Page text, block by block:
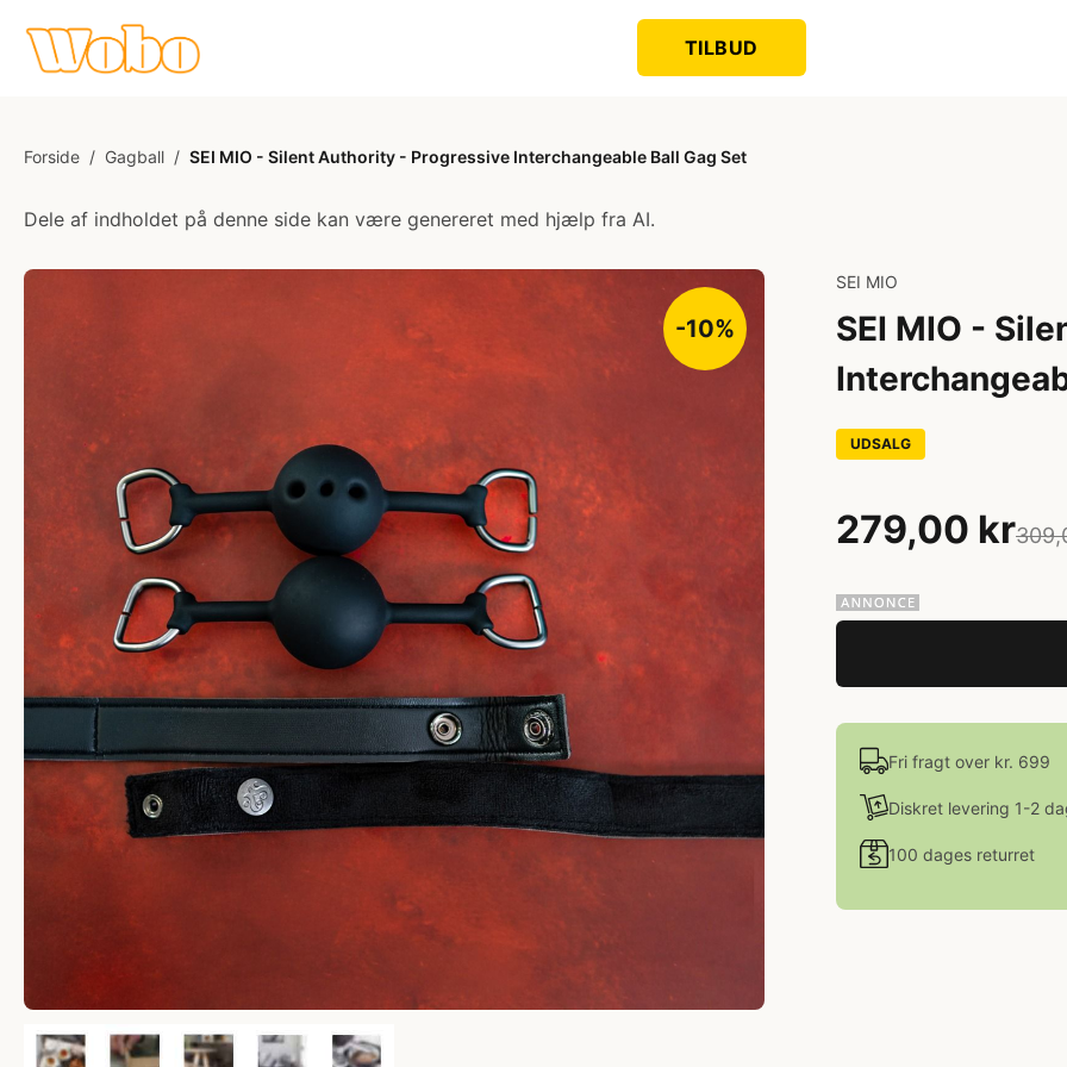
TILBUD
Forside / Gagball / SEI MIO - Silent Authority - Progressive Interchangeable Ball Gag Set
Dele af indholdet på denne side kan være genereret med hjælp fra AI.
-10%
SEI MIO
SEI MIO -
UDSALG
279,00 kr
Fri fragt over kr. 699
Diskret levering 1-2
100 dages returret